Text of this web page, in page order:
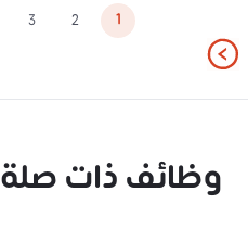
1
2
3
وظائف ذات صلة